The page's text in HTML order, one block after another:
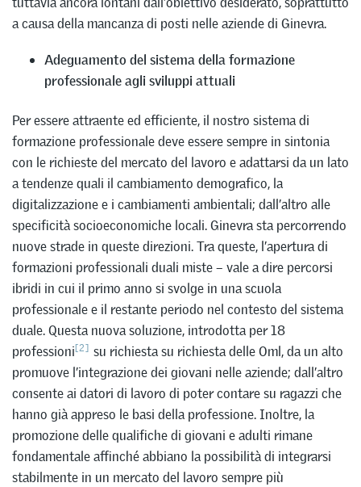
a causa della mancanza di posti nelle aziende di Ginevra.
Adeguamento del sistema della formazione
professionale agli sviluppi attuali
Per essere attraente ed efficiente, il nostro sistema di
formazione professionale deve essere sempre in sintonia
con le richieste del mercato del lavoro e adattarsi da un lato
a tendenze quali il cambiamento demografico, la
digitalizzazione e i cambiamenti ambientali; dall’altro alle
specificità socioeconomiche locali. Ginevra sta percorrendo
nuove strade in queste direzioni. Tra queste, l’apertura di
formazioni professionali duali miste – vale a dire percorsi
ibridi in cui il primo anno si svolge in una scuola
professionale e il restante periodo nel contesto del sistema
duale. Questa nuova soluzione, introdotta per 18
professioni[2] su richiesta su richiesta delle Oml, da un alto
promuove l’integrazione dei giovani nelle aziende; dall’altro
consente ai datori di lavoro di poter contare su ragazzi che
hanno già appreso le basi della professione. Inoltre, la
promozione delle qualifiche di giovani e adulti rimane
fondamentale affinché abbiano la possibilità di integrarsi
stabilmente in un mercato del lavoro sempre più